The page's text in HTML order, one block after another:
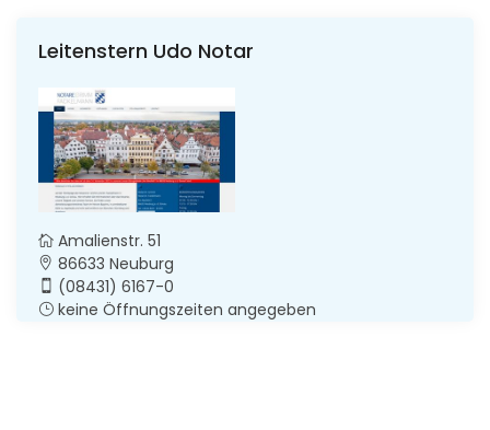
Leitenstern Udo Notar
Amalienstr. 51
86633 Neuburg
(08431) 6167-0
keine Öffnungszeiten angegeben